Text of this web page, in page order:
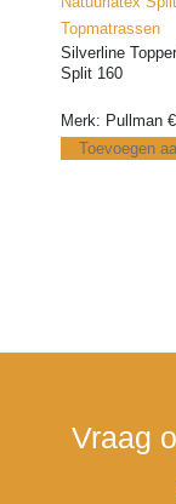
Topmatrassen
Silverline
Split 160
Merk: Pullman €
Toevoegen
Vraag